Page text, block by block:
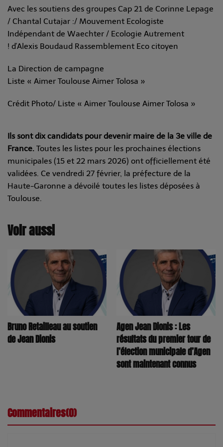
Avec les soutiens des groupes Cap 21 de Corinne Lepage
/ Chantal Cutajar :/ Mouvement Ecologiste
Indépendant de Waechter / Ecologie Autrement
! d'Alexis Boudaud Rassemblement Eco citoyen
La Direction de campagne
Liste « Aimer Toulouse Aimer Tolosa »
Crédit Photo/ Liste « Aimer Toulouse Aimer Tolosa »
Ils sont dix candidats pour devenir maire de la 3e ville de
France. Toutes les listes pour les prochaines élections
municipales (15 et 22 mars 2026) ont officiellement été
validées. Ce vendredi 27 février, la préfecture de la
Haute-Garonne a dévoilé toutes les listes déposées à
Toulouse.
Voir aussi
Bruno Retailleau au soutien
de Jean Dionis
Agen Jean Dionis : Les
résultats du premier tour de
l’élection municipale d’Agen
sont maintenant connus
Commentaires(0)